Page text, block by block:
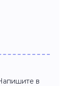
в